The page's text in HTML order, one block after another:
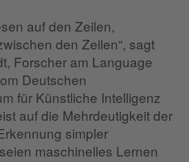
auf den Zeilen,
den Zeilen“, sagt
Forscher am Language
Deutschen
für Künstliche Intelligenz
auf die Mehrdeutigkeit der
simpler
maschinelles Lernen